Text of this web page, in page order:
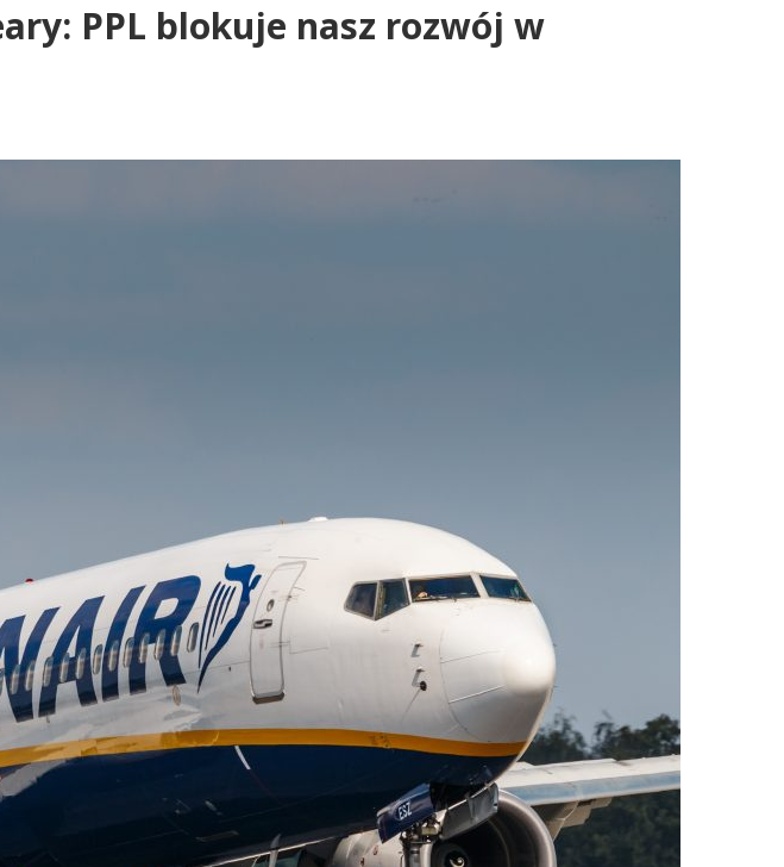
PPL blokuje nasz rozwój w